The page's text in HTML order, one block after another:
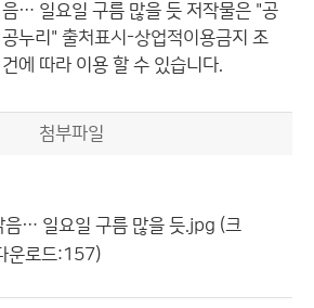
음… 일요일 구름 많을 듯 저작물은 "공
공누리" 출처표시-상업적이용금지 조
건에 따라 이용 할 수 있습니다.
첨부파일
음… 일요일 구름 많을 듯.jpg (크
운로드:157)